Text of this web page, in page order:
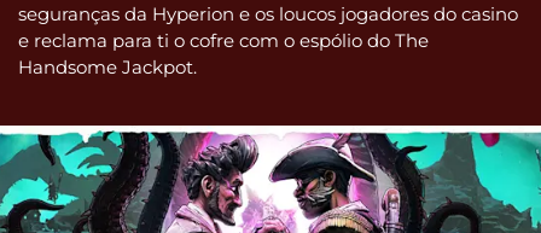
seguranças da Hyperion e os loucos jogadores do casino
e reclama para ti o cofre com o espólio do The
Handsome Jackpot.